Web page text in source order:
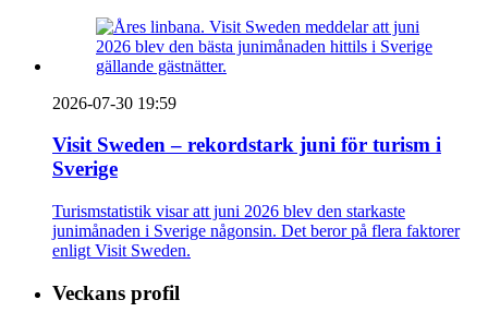
2026-07-30 19:59
Visit Sweden – rekordstark juni för turism i
Sverige
Turismstatistik visar att juni 2026 blev den starkaste
junimånaden i Sverige någonsin. Det beror på flera faktorer
enligt Visit Sweden.
Veckans profil